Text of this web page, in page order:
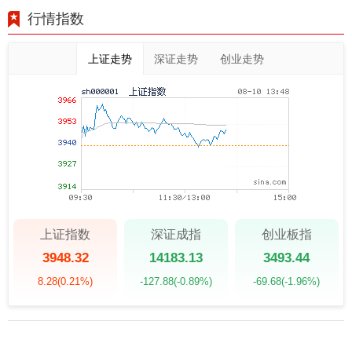
行情指数
上证走势 深证走势 创业走势
上证指数
3948.32
8.28(0.21%)
深证成指
14183.13
-127.88(-0.89%)
创业板指
3493.44
-69.68(-1.96%)